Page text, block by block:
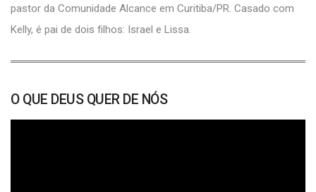
pastor da Comunidade Alcance em Curitiba/PR. Casado com
Kelly, é pai de dois filhos: Israel e Lissa.
O QUE DEUS QUER DE NÓS